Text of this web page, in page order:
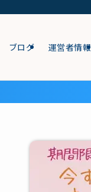
ブログ 運営者情報